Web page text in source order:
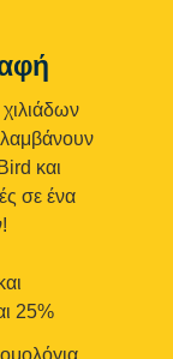
και
σε ένα
25%